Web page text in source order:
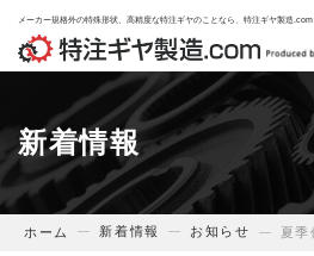
メーカー規格外の特殊形状、高精度な特注ギヤのことなら、特注ギヤ製造.com
ホーム
当サイトについて
新着情報
ホーム 新着情報 お知らせ